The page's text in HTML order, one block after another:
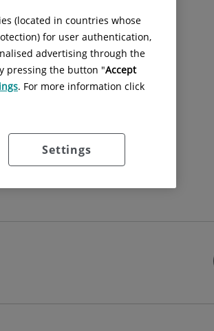
(located in countries whose
for user authentication,
advertising through the
pressing the button "Accept
. For more information click
Settings